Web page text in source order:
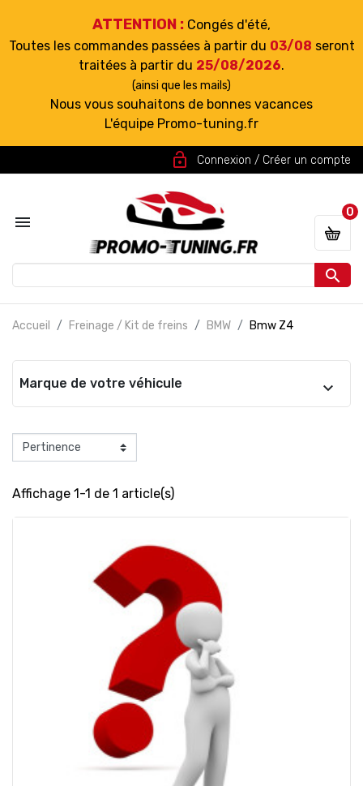
ATTENTION : Congés d'été,
Toutes les commandes passées à partir du 03/08 seront
traitées à partir du 25/08/2026.
(ainsi que les mails)
Nous vous souhaitons de bonnes vacances
L'équipe Promo-tuning.fr
lock_open Connexion / Créer un compte


0
Accueil Freinage / Kit de freins BMW Bmw Z4
Marque de votre véhicule
Affichage 1-1 de 1 article(s)